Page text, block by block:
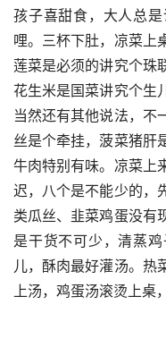
孩子喜甜食，大人总
哩。三杯下肚，凉菜上
莲菜是必须的讲究个珠
花生米是国菜讲究个生
当然还有其他说法，不
丝是个牵挂，菠菜猪肝
牛肉特别有味。凉菜上
迟，八个是不能少的，
类瓜丝、韭菜鸡蛋没有
是干货不可少，清蒸
儿，酥肉最好灌汤。热
上汤，鸡蛋汤滚烫上桌